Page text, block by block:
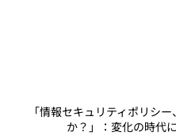
「情報セキュリティポリシ
か？」：変化の時代